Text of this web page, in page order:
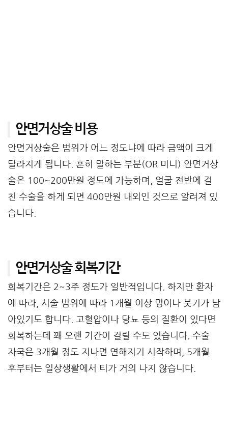
안면거상술 비용
안면거상술은 범위가 어느 정도냐에 따라 금액이 크게
달라지게 됩니다. 흔히 말하는 부분(OR 미니) 안면거상
술은 100~200만원 정도에 가능하며, 얼굴 전반에 걸
친 수술을 하게 되면 400만원 내외인 것으로 알려져 있
습니다.
안면거상술 회복기간
회복기간은 2~3주 정도가 일반적입니다. 하지만 환자
에 따라, 시술 범위에 따라 1개월 이상 멍이나 붓기가 남
아있기도 합니다. 고혈압이나 당뇨 등의 질환이 있다면
회복하는데 꽤 오랜 기간이 걸릴 수도 있습니다. 수술
자국은 3개월 정도 지나면 연해지기 시작하며, 5개월
후부터는 일상생활에서 티가 거의 나지 않습니다.